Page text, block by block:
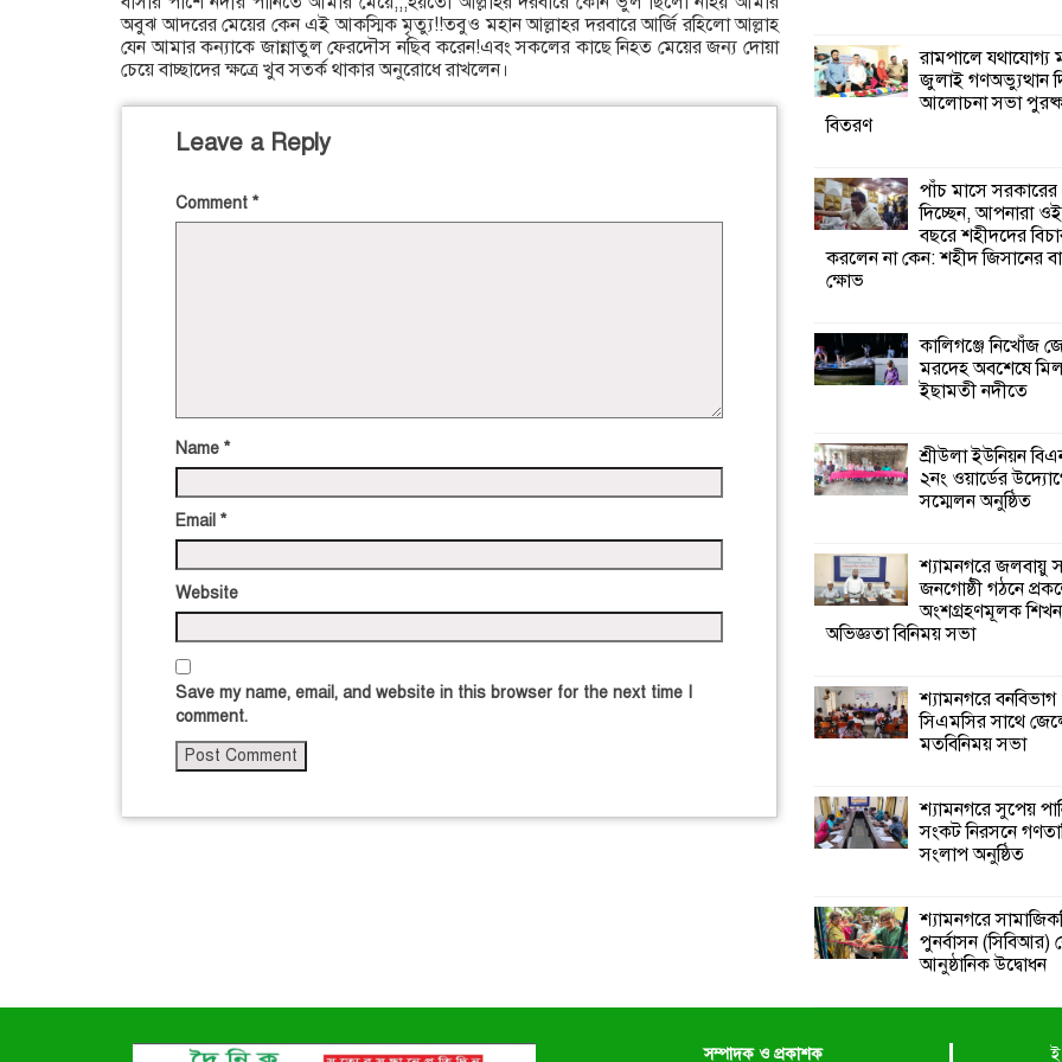
অবুঝ আদরের মেয়ের কেন এই আকস্মিক মৃত্যু!!তবুও মহান আল্লাহর দরবারে আর্জি রহিলো আল্লাহ
যেন আমার কন্যাকে জান্নাতুল ফেরদৌস নছিব করেন!এবং সকলের কাছে নিহত মেয়ের জন্য দোয়া
চেয়ে বাচ্ছাদের ক্ষত্রে খুব সতর্ক থাকার অনুরোধে রাখলেন।
Leave a Reply
Comment *
Name *
Email *
Website
Save my name, email, and website in this browser for the next time I
comment.
কালিগঞ্জে নিখোঁজ
মরদেহ অবশেষে
ইছামতী নদীতে
২নং ওয়ার্ডের
কর্মী সম্মেলন
শ্যামনগরে জলবায়ু
শিখন ও অভিজ্ঞতা বিনিময় সভা
শ্যামনগরে বনবিভাগ
মতবিনিময় সভা
রামপালে যথাযোগ্য
জুলাই গণঅভ্যুত্থান
আলোচনা সভা
বিতরণ
পাঁচ মাসে
দিচ্ছেন, আপনারা
বছরে শহীদদের
করলেন না কেন: শহীদ জিসানের
ক্ষোভ
কালিগঞ্জে নিখোঁজ
মরদেহ অবশেষে
ইছামতী নদীতে
শ্রীউলা ইউনিয়ন
২নং ওয়ার্ডের
সম্মেলন অনুষ্ঠিত
শ্যামনগরে জলবায়ু
জনগোষ্ঠী গঠনে
অংশগ্রহণমূলক
অভিজ্ঞতা বিনিময় সভা
শ্যামনগরে
সিএমসির সাথে
মতবিনিময় সভা
শ্যামনগরে সুপেয়
সংকট নিরসনে
সংলাপ অনুষ্ঠিত
শ্যামনগরে
পুনর্বাসন (সিবিআর)
আনুষ্ঠানিক উদ্বোধন
সম্পাদক ও প্রকাশক